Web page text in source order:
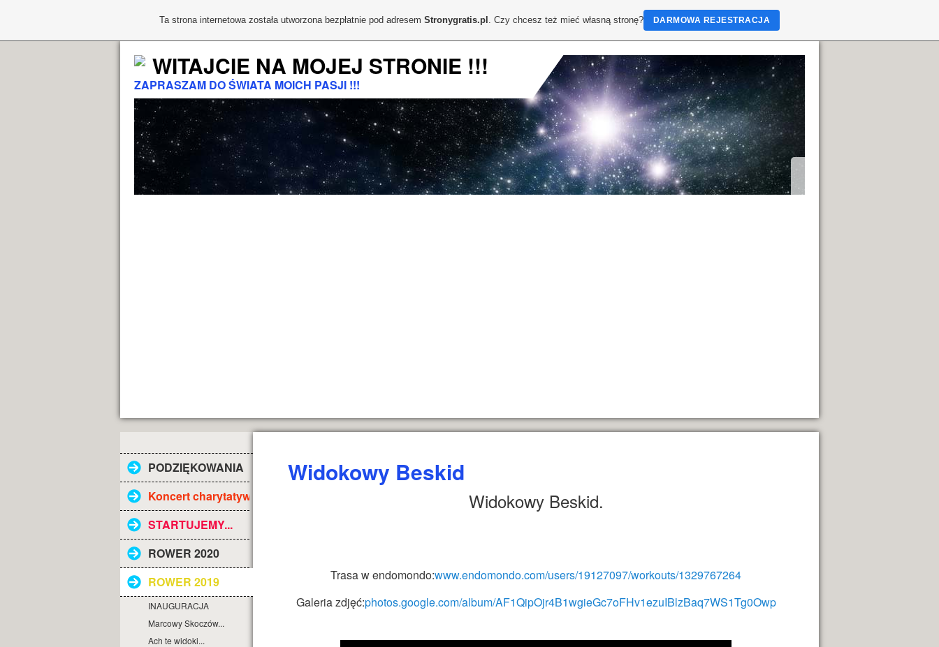
WITAJCIE NA MOJEJ STRONIE !!!
ZAPRASZAM DO ŚWIATA MOICH PASJI !!!
PODZIĘKOWANIA
Koncert charytatywny
STARTUJEMY...
ROWER 2020
ROWER 2019
INAUGURACJA
Marcowy Skoczów...
Ach te widoki...
Widokowy Beskid
Widokowy Beskid.
Trasa w endomondo:www.endomondo.com/users/19127097/workouts/1329767264
Galeria zdjęć:photos.google.com/album/AF1QipOjr4B1wgieGc7oFHv1ezuIBlzBaq7WS1Tg0Owp
Ta strona internetowa została utworzona bezpłatnie pod adresem Stronygratis.pl . Czy chcesz też mieć własną stronę? DARMOWA REJESTRACJA